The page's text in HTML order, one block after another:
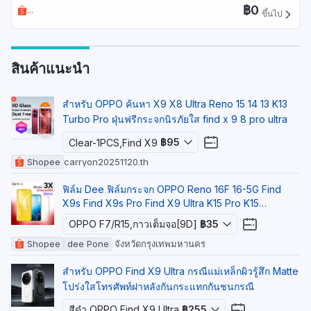
หลัก 50MP+64MP+50MP กล้องหน้า 32MP รองรับ 5G กัน
น้ำ IP65 ระบบปฏิบัติการ Android 14 ColorOS 14 มีสีดำ
น้ำเงินเข้ม น้ำตาลอ่อน และม่วง
... ฿0 ขึ้นไป
สินค้าแนะนำ
สําหรับ OPPO ค้นหา X9 X8 Ultra Reno 15 14 13 K13
Turbo Pro ฝุ่นฟรีกระจกนิรภัยใส find x 9 8 pro ultra
Clear-1PCS,Find X9 ฿95
Shopee carryon20251120.th
ฟิล์ม Dee ฟิล์มกระจก OPPO Reno 16F 16-5G Find
X9s Find X9s Pro Find X9 Ultra K15 Pro K15
OPPO F7/R15,กาวเต็มจอ[9D] ฿35
Shopee dee Pone จังหวัดกรุงเทพมหานคร
สําหรับ OPPO Find X9 Ultra กรณีแม่เหล็กผิวรู้สึก Matte
โปร่งใสโทรศัพท์ฝาหลังกันกระแทกกันชนกรณี